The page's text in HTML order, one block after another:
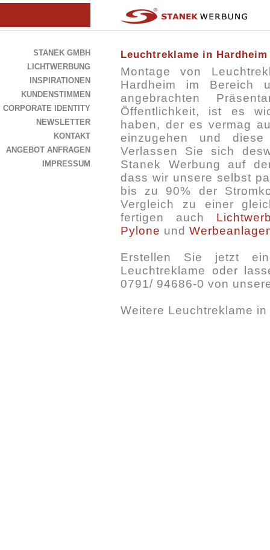
STANEK GMBH
LICHTWERBUNG
INSPIRATIONEN
KUNDENSTIMMEN
CORPORATE IDENTITY
NEWSLETTER
KONTAKT
ANGEBOT ANFRAGEN
IMPRESSUM
Leuchtreklame in Hardheim
Montage von
Hardheim im
angebrachten
Öffentlichkeit, ist es
haben, der es vermag
einzugehen und
Verlassen Sie sich
Stanek Werbung auf
dass wir unsere selbst
bis zu 90% der
Vergleich zu einer
fertigen auch
Pylone und
Erstellen Sie jetzt
Leuchtreklame oder
0791/ 94686-0 von
Weitere Leuchtreklame in